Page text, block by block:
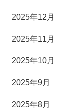
2025年12月
2025年11月
2025年10月
2025年9月
2025年8月